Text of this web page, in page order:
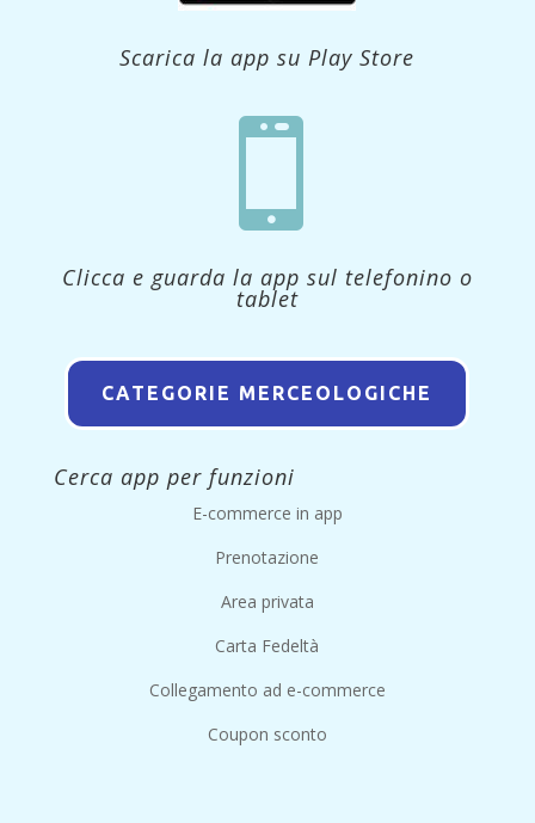
Scarica la app su Play Store

Clicca e guarda la app sul telefonino o
tablet
CATEGORIE MERCEOLOGICHE
Cerca app per funzioni
E-commerce in app
Prenotazione
Area privata
Carta Fedeltà
Collegamento ad e-commerce
Coupon sconto